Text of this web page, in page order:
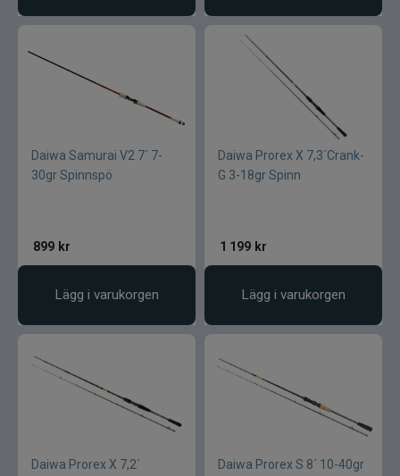
Daiwa Samurai V2 7´ 7-
30gr Spinnspö
899 kr
Lägg i varukorgen
Daiwa Prorex X 7,3´Crank-
G 3-18gr Spinn
1 199 kr
Lägg i varukorgen
Daiwa Prorex X 7,2´
Daiwa Prorex S 8´ 10-40gr